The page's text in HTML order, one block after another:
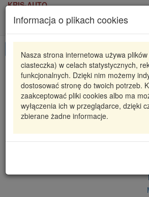
KRIS-AUTO
Informacja o plikach cookies
Nasza strona internetowa używa
ciasteczka) w celach statystycznych,
funkcjonalnych. Dzięki nim możemy
dostosować stronę do twoich potrzeb.
zaakceptować pliki cookies albo ma
wyłączenia ich w przeglądarce, dzięki
zbierane żadne informacje.
Karta produktu
RC2928 KYB
RC2928 KYBSPRĘŻYNA PRZÓD
98=> 1.4I
121,30 zł